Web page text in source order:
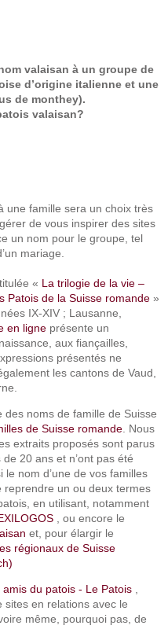
valaisan à un groupe de
d’origine italienne et une
de monthey).
valaisan?
une famille sera un choix très
de vous inspirer des sites
un nom pour le groupe, tel
mariage.
« La trilogie de la vie –
Patois de la Suisse romande »
IX-XIV ; Lausanne,
en ligne présente un
aux fiançailles,
présentés ne
les cantons de Vaud,
des noms de famille de Suisse
de Suisse romande . Nous
extraits proposés sont parus
20 ans et n’ont pas été
nom d’une de vos familles
un ou deux termes
en utilisant, notamment
, ou encore le
et, pour élargir le
régionaux de Suisse
amis du patois - Le Patois
en relations avec le
même, pourquoi pas, de